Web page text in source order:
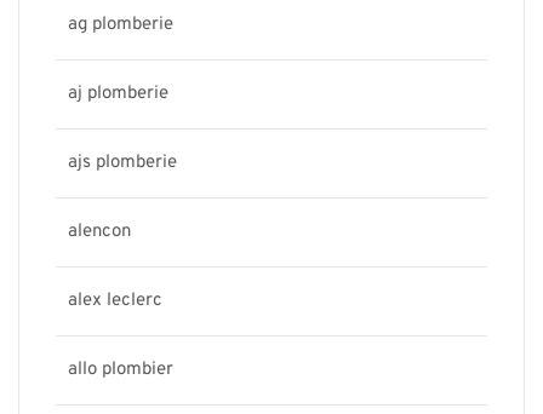
ag plomberie
aj plomberie
ajs plomberie
alencon
alex leclerc
allo plombier